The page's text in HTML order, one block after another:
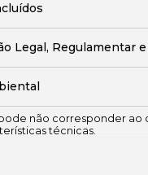
Legal, Regulamentar
não corresponder
técnicas.